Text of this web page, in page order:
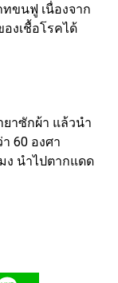
ทขนฟู เนื่องจาก
งเชื้อโรคได้
าซักผ้า แล้วนำ
60 องศา
ง นำไปตากแดด